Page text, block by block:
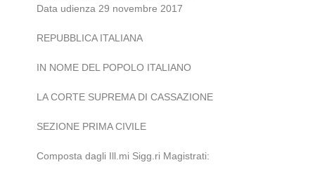
Data udienza 29 novembre 2017
REPUBBLICA ITALIANA
IN NOME DEL POPOLO ITALIANO
LA CORTE SUPREMA DI CASSAZIONE
SEZIONE PRIMA CIVILE
Composta dagli Ill.mi Sigg.ri Magistrati: